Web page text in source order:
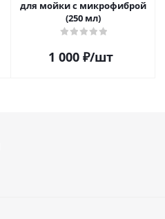
для мойки с микрофиброй
(250 мл)
1 000₽/шт